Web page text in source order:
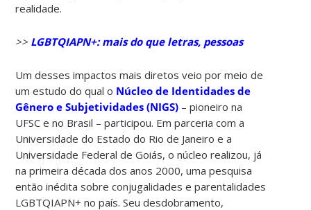
realidade.
>> LGBTQIAPN+: mais do que letras, pessoas
Um desses impactos mais diretos veio por meio de
um estudo do qual o Núcleo de Identidades de
Gênero e Subjetividades (NIGS) – pioneiro na
UFSC e no Brasil – participou. Em parceria com a
Universidade do Estado do Rio de Janeiro e a
Universidade Federal de Goiás, o núcleo realizou, já
na primeira década dos anos 2000, uma pesquisa
então inédita sobre conjugalidades e parentalidades
LGBTQIAPN+ no país. Seu desdobramento,